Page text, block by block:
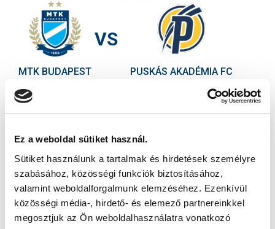
Ez a weboldal sütiket használ.
Sütiket használunk a tartalmak és hirdetések személyre
szabásához, közösségi funkciók biztosításához,
valamint weboldalforgalmunk elemzéséhez. Ezenkívül
közösségi média-, hirdető- és elemező partnereinkkel
megosztjuk az Ön weboldalhasználatra vonatkozó
MTK BUDAPEST
VS
PUSKÁS AKADÉMIA FC
MTK BUDAPEST HÍRLEVÉL
hírlevelünkre: